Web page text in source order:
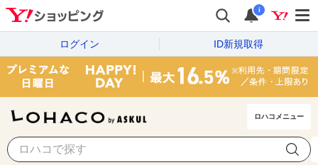
i
ログイン ID新規取得
ロハコメニュー